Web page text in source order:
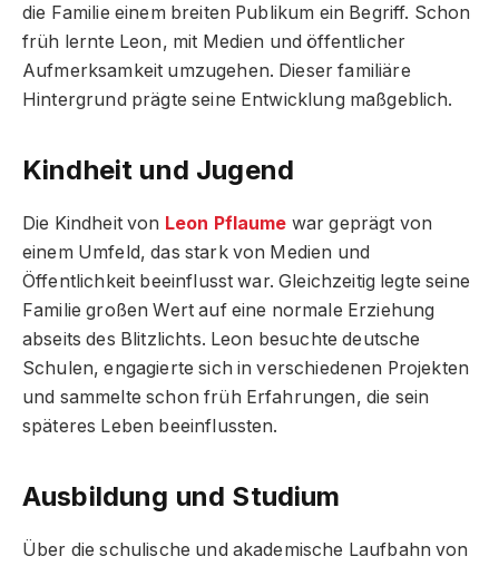
die Familie einem breiten Publikum ein Begriff. Schon
früh lernte Leon, mit Medien und öffentlicher
Aufmerksamkeit umzugehen. Dieser familiäre
Hintergrund prägte seine Entwicklung maßgeblich.
Kindheit und Jugend
Die Kindheit von Leon Pflaume war geprägt von
einem Umfeld, das stark von Medien und
Öffentlichkeit beeinflusst war. Gleichzeitig legte seine
Familie großen Wert auf eine normale Erziehung
abseits des Blitzlichts. Leon besuchte deutsche
Schulen, engagierte sich in verschiedenen Projekten
und sammelte schon früh Erfahrungen, die sein
späteres Leben beeinflussten.
Ausbildung und Studium
Über die schulische und akademische Laufbahn von